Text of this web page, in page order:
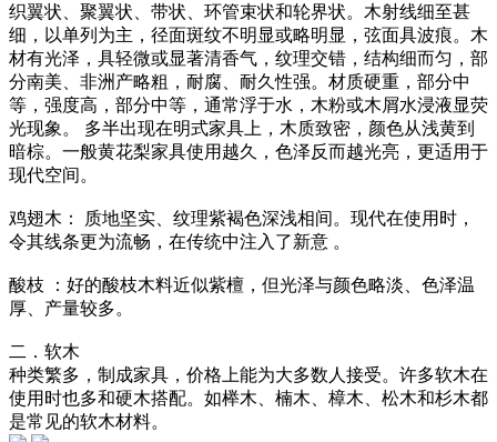
织翼状、聚翼状、带状、环管束状和轮界状。木射线细至甚
细，以单列为主，径面斑纹不明显或略明显，弦面具波痕。木
材有光泽，具轻微或显著清香气，纹理交错，结构细而匀，部
分南美、非洲产略粗，耐腐、耐久性强。材质硬重，部分中
等，强度高，部分中等，通常浮于水，木粉或木屑水浸液显荧
光现象。 多半出现在明式家具上，木质致密，颜色从浅黄到
暗棕。一般黄花梨家具使用越久，色泽反而越光亮，更适用于
现代空间。
鸡翅木： 质地坚实、纹理紫褐色深浅相间。现代在使用时，
令其线条更为流畅，在传统中注入了新意 。
酸枝 ：好的酸枝木料近似紫檀，但光泽与颜色略淡、色泽温
厚、产量较多。
二．软木
种类繁多，制成家具，价格上能为大多数人接受。许多软木在
使用时也多和硬木搭配。如榉木、楠木、樟木、松木和杉木都
是常见的软木材料。